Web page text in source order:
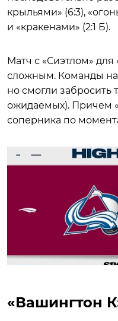
крыльями» (6:3),
и «кракенами» (2:1 Б).
Матч с «Сиэтлом»
сложным. Команды
но смогли забросить
ожидаемых). Причем
соперника по
«Вашингтон